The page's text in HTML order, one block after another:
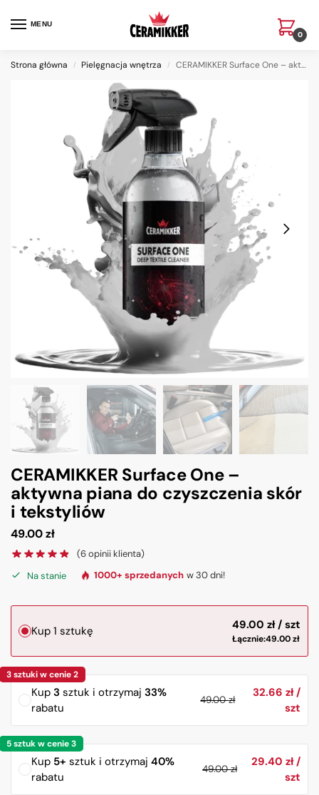
MENU
0
Strona główna / Pielęgnacja wnętrza / CERAMIKKER Surface One – aktywna piana do czyszczenia skór i tekstyliów
CERAMIKKER Surface One –
aktywna piana do czyszczenia skór
i tekstyliów
49.00zł
(6opinii klienta)
Na stanie
1000+ sprzedanych w 30 dni!
Kup 1 sztukę 49.00 zł
Łącznie:49.00zł
Kup 3 sztuk i otrzymaj 33%
rabatu
49.00zł
32.66 zł
Kup 5+ sztuk i otrzymaj 40%
rabatu
49.00zł
29.40 zł